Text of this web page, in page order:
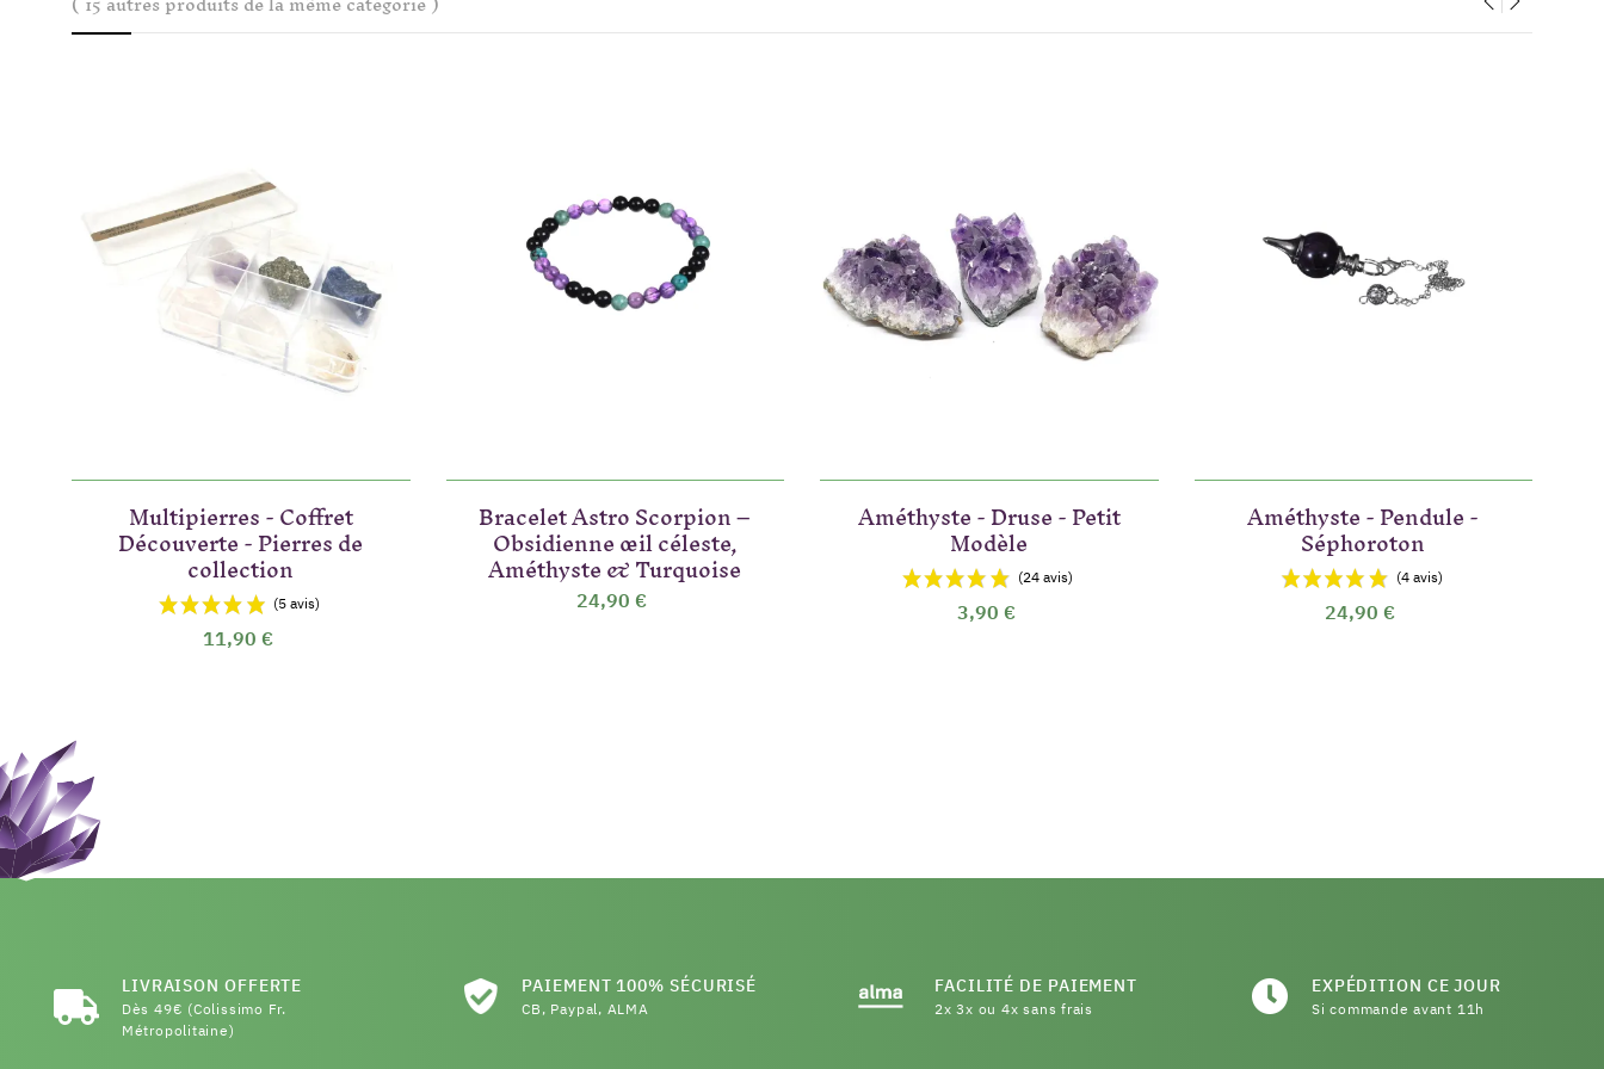
Multipierres - Coffret
Découverte - Pierres de
collection
11,90 €
Bracelet Astro Scorpion –
Obsidienne œil céleste,
Améthyste & Turquoise
24,90 €
Améthyste - Druse - Petit
Modèle
3,90 €
Améthyste - Pendule -
Séphoroton
24,90 €
LIVRAISON OFFERTE
Dès 49€ (Colissimo Fr.
Métropolitaine)
PAIEMENT 100% SÉCURISÉ
CB, Paypal, ALMA
FACILITÉ DE PAIEMENT
2x 3x ou 4x sans frais
EXPÉDITION CE JOUR
Si commande avant 11h